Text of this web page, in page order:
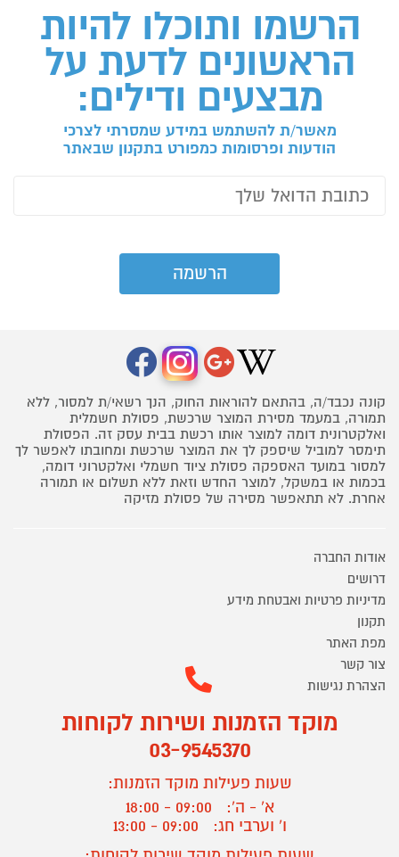
הרשמו ותוכלו להיות
הראשונים לדעת על
מבצעים ודילים:
מאשר/ת להשתמש במידע שמסרתי לצרכי
הודעות ופרסומות כמפורט בתקנון שבאתר
קונה נכבד/ה, בהתאם להוראות החוק, הנך רשאי/ת למסור, ללא
תמורה, במעמד מסירת המוצר שרכשת, פסולת חשמלית
ואלקטרונית דומה למוצר אותו רכשת בבית עסק זה. הפסולת
תימסר למוביל שיספק לך את המוצר שרכשת ומחובתו לאפשר לך
למסור במועד האספקה פסולת ציוד חשמלי ואלקטרוני דומה,
בכמות או במשקל, למוצר החדש וזאת ללא תשלום או תמורה
אחרת. לא תתאפשר מסירה של פסולת מזיקה
אודות החברה
דרושים
מדיניות פרטיות ואבטחת מידע
תקנון
מפת האתר
צור קשר
הצהרת נגישות
מוקד הזמנות ושירות לקוחות
03-9545370
שעות פעילות מוקד הזמנות:
א' - ה':
09:00 - 18:00
ו' וערבי חג:
09:00 - 13:00